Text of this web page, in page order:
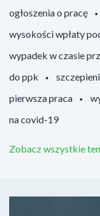
ogłoszenia o pracę
wysokości wpłaty
wypadek w czasie
do ppk
pierwsza praca
na covid-19
Zobacz wszystkie